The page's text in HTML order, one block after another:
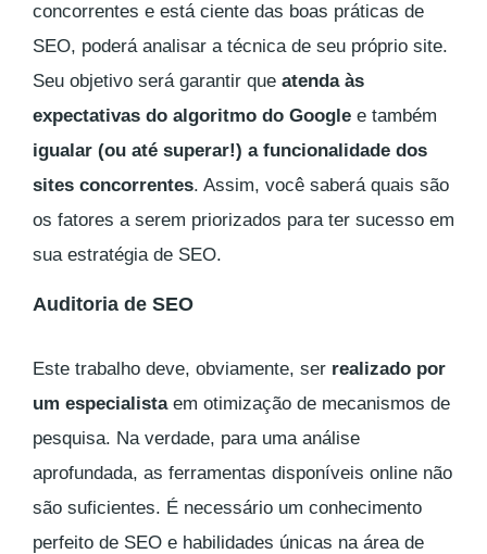
concorrentes e está ciente das boas práticas de
SEO, poderá analisar a técnica de seu próprio site.
Seu objetivo será garantir que atenda às
expectativas do algoritmo do Google e também
igualar (ou até superar!) a funcionalidade dos
sites concorrentes. Assim, você saberá quais são
os fatores a serem priorizados para ter sucesso em
sua estratégia de SEO.
Auditoria de SEO
Este trabalho deve, obviamente, ser realizado por
um especialistaem otimização de mecanismos de
pesquisa. Na verdade, para uma análise
aprofundada, as ferramentas disponíveis online não
são suficientes. É necessário um conhecimento
perfeito de SEO e habilidades únicas na área de